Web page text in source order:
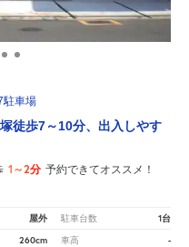
駐車場
徒歩7～10分、出入しやす
1～2分 予約できてオススメ！
屋外 駐車台数 1台
260cm 車高 -